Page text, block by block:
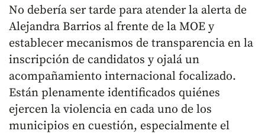
No debería ser tarde para atender la alerta de
Alejandra Barrios al frente de la MOE y
establecer mecanismos de transparencia en la
inscripción de candidatos y ojalá un
acompañamiento internacional focalizado.
Están plenamente identificados quiénes
ejercen la violencia en cada uno de los
municipios en cuestión, especialmente el